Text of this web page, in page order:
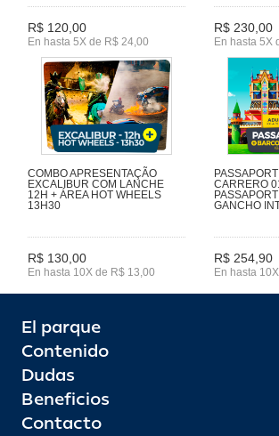
R$ 120,00
En hasta 5X de R$ 24,00
R$ 230,00
En hasta 5X
COMBO APRESENTAÇÃO
EXCALIBUR COM LANCHE
12H + ÁREA HOT WHEELS
13H30
R$ 130,00
En hasta 10X de R$ 13,00
CARRERO
GANCHO
R$ 254,90
En hasta
El parque
Contenido
Dudas
Beneficios
Contacto